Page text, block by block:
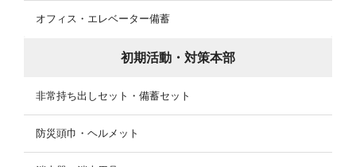
オフィス・エレベーター備蓄
初期活動・対策本部
非常持ち出しセット・備蓄セット
防災頭巾・ヘルメット